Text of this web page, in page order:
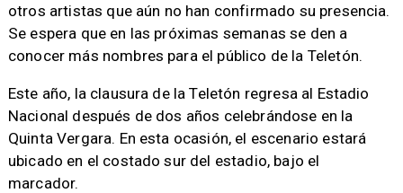
otros artistas que aún no han confirmado su presencia.
Se espera que en las próximas semanas se den a
conocer más nombres para el público de la Teletón.
Este año, la clausura de la Teletón regresa al Estadio
Nacional después de dos años celebrándose en la
Quinta Vergara. En esta ocasión, el escenario estará
ubicado en el costado sur del estadio, bajo el
marcador.